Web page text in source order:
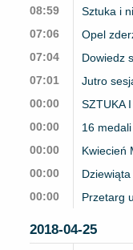
08:59
Sztuka i
07:06
Opel
07:04
Dowiedz
07:01
Jutro
00:00
SZTUKA
00:00
16
00:00
Kwiecień
00:00
00:00
Przetarg
2018-04-25